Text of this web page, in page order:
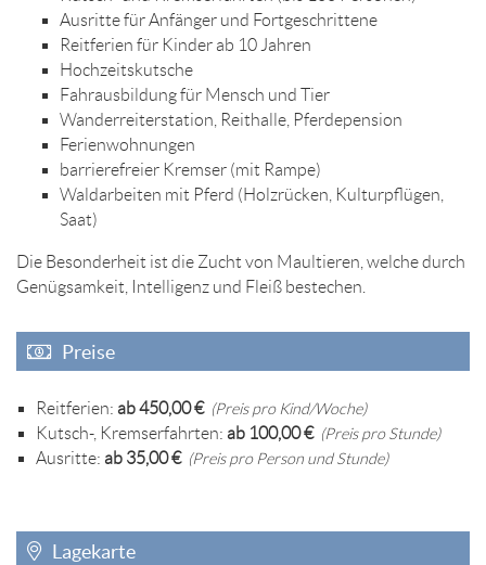
Ausritte für Anfänger und Fortgeschrittene
Reitferien für Kinder ab 10 Jahren
Hochzeitskutsche
Fahrausbildung für Mensch und Tier
Wanderreiterstation, Reithalle, Pferdepension
Ferienwohnungen
barrierefreier Kremser (mit Rampe)
Waldarbeiten mit Pferd (Holzrücken, Kulturpflügen,
Saat)
Die Besonderheit ist die Zucht von Maultieren, welche durch
Genügsamkeit, Intelligenz und Fleiß bestechen.
Preise
Reitferien: ab 450,00 €(Preis pro Kind/Woche)
Kutsch-, Kremserfahrten: ab 100,00 €(Preis pro Stunde)
Ausritte: ab 35,00 €(Preis pro Person und Stunde)
Lagekarte